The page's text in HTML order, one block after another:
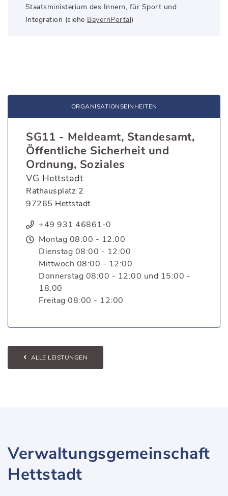
Staatsministerium des Innern, für Sport und
Integration (siehe BayernPortal)
ORGANISATIONS­EINHEITEN
SG11 - Meldeamt, Standesamt,
Öffentliche Sicherheit und
Ordnung, Soziales
VG Hettstadt
Rathausplatz 2
97265 Hettstadt
+49 931 46861-0
Montag 08:00 - 12:00
Dienstag 08:00 - 12:00
Mittwoch 08:00 - 12:00
Donnerstag 08:00 - 12:00 und 15:00 -
18:00
Freitag 08:00 - 12:00
ALLE LEISTUNGEN
Verwaltungsgemeinschaft
Hettstadt